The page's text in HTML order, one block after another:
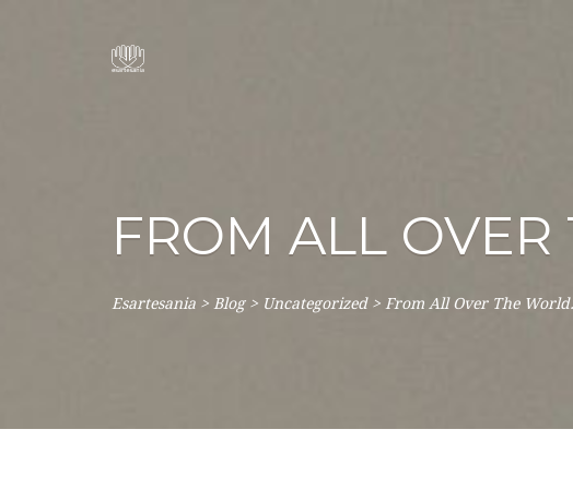
FROM ALL
Esartesania > Blog> Uncategorized> From All Over The World.